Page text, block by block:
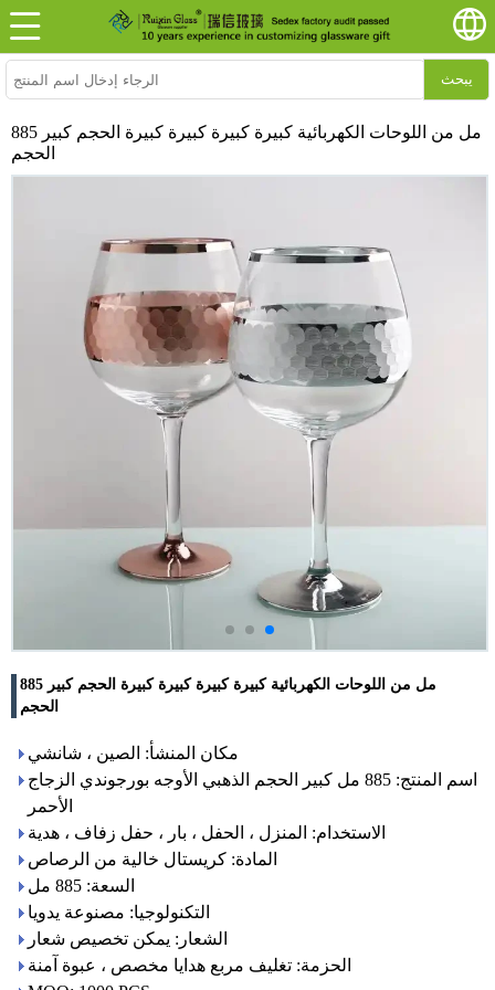
يبحث
885 مل من اللوحات الكهربائية كبيرة كبيرة كبيرة كبيرة الحجم كبير
الحجم
885 مل من اللوحات الكهربائية كبيرة كبيرة كبيرة كبيرة الحجم كبير
الحجم
مكان المنشأ: الصين ، شانشي
اسم المنتج: 885 مل كبير الحجم الذهبي الأوجه بورجوندي الزجاج
الأحمر
الاستخدام: المنزل ، الحفل ، بار ، حفل زفاف ، هدية
المادة: كريستال خالية من الرصاص
السعة: 885 مل
التكنولوجيا: مصنوعة يدويا
الشعار: يمكن تخصيص شعار
الحزمة: تغليف مربع هدايا مخصص ، عبوة آمنة